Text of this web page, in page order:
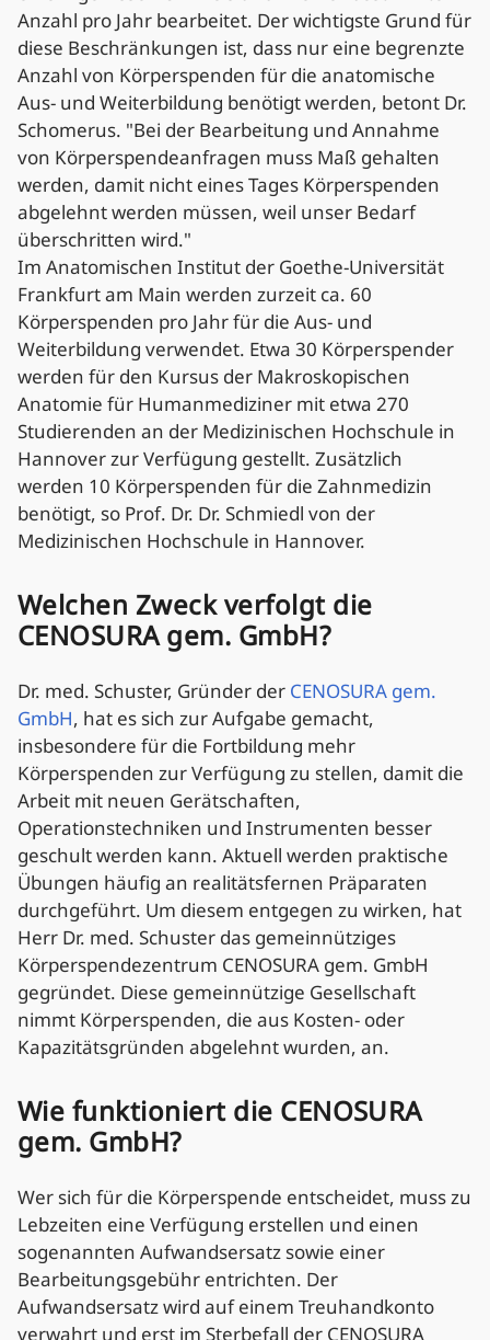
Anzahl pro Jahr bearbeitet. Der wichtigste Grund für
diese Beschränkungen ist, dass nur eine begrenzte
Anzahl von Körperspenden für die anatomische
Aus- und Weiterbildung benötigt werden, betont Dr.
Schomerus. "Bei der Bearbeitung und Annahme
von Körperspendeanfragen muss Maß gehalten
werden, damit nicht eines Tages Körperspenden
abgelehnt werden müssen, weil unser Bedarf
überschritten wird."
Im Anatomischen Institut der Goethe-Universität
Frankfurt am Main werden zurzeit ca. 60
Körperspenden pro Jahr für die Aus- und
Weiterbildung verwendet. Etwa 30 Körperspender
werden für den Kursus der Makroskopischen
Anatomie für Humanmediziner mit etwa 270
Studierenden an der Medizinischen Hochschule in
Hannover zur Verfügung gestellt. Zusätzlich
werden 10 Körperspenden für die Zahnmedizin
benötigt, so Prof. Dr. Dr. Schmiedl von der
Medizinischen Hochschule in Hannover.
Welchen Zweck verfolgt die
CENOSURA gem. GmbH?
Dr. med. Schuster, Gründer der CENOSURA gem.
GmbH, hat es sich zur Aufgabe gemacht,
insbesondere für die Fortbildung mehr
Körperspenden zur Verfügung zu stellen, damit die
Arbeit mit neuen Gerätschaften,
Operationstechniken und Instrumenten besser
geschult werden kann. Aktuell werden praktische
Übungen häufig an realitätsfernen Präparaten
durchgeführt. Um diesem entgegen zu wirken, hat
Herr Dr. med. Schuster das gemeinnütziges
Körperspendezentrum CENOSURA gem. GmbH
gegründet. Diese gemeinnützige Gesellschaft
nimmt Körperspenden, die aus Kosten- oder
Kapazitätsgründen abgelehnt wurden, an.
Wie funktioniert die CENOSURA
gem. GmbH?
Wer sich für die Körperspende entscheidet, muss zu
Lebzeiten eine Verfügung erstellen und einen
sogenannten Aufwandsersatz sowie einer
Bearbeitungsgebühr entrichten. Der
Aufwandsersatz wird auf einem Treuhandkonto
verwahrt und erst im Sterbefall der CENOSURA